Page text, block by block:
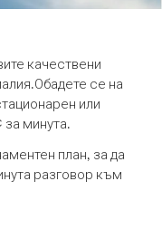
качествени
Обадете се на
или
за минута.
план, за да
разговор към